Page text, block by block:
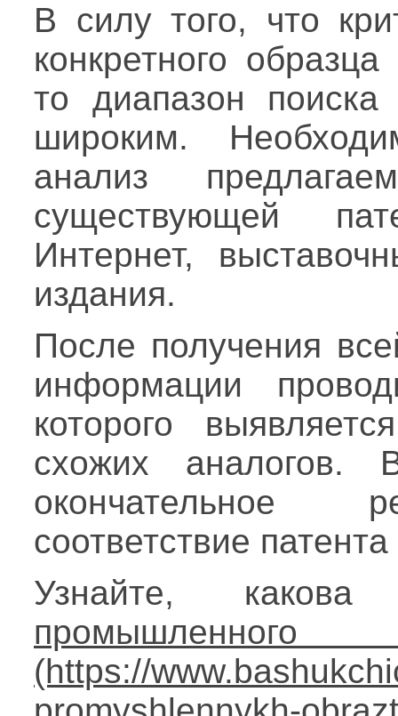
В силу того, что
конкретного
то диапазон
широким.
анализ
существующей
Интернет,
издания.
После получения
информации
которого
схожих аналогов.
окончательное
соответствие
Узнайте,